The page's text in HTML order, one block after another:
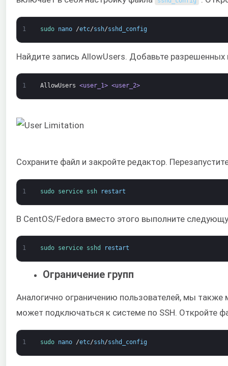
1 sudo nano /etc/ssh/sshd_config
Найдите запись AllowUsers. Добавьте разрешенных
1 AllowUsers <user_1> <user_2>
Сохраните файл и закройте редактор.
1 sudo service ssh restart
В CentOS/Fedora вместо этого выполните
1 sudo service sshd restart
Ограничение групп
Аналогично ограничению пользователей, мы также
может подключаться к системе по SSH. Откройте
1 sudo nano /etc/ssh/sshd_config